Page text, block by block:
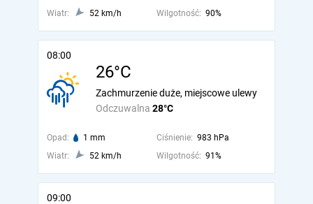
Wiatr: 52 km/h Wilgotność: 90%
08:00
26°C
Odczuwalna 28°C
Zachmurzenie duże, miejscowe ulewy
Opad: 1 mm Ciśnienie: 983 hPa
Wiatr:
52 km/h Wilgotność: 91%
09:00